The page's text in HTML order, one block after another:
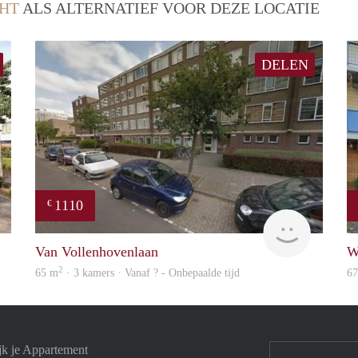
ALS ALTERNATIEF VOOR DEZE LOCATIE
Woning
DELEN
€ 1110
finder
Van Vollenhovenlaan
65 m2 · 3 kamers · Vanaf ? - Onbepaalde tijd
je Appartement